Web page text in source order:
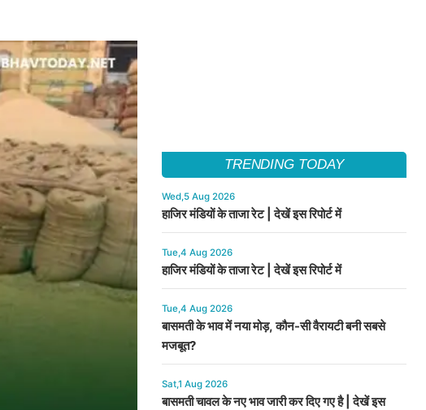
TRENDING TODAY
Wed,5 Aug 2026
हाजिर मंडियों के ताजा रेट | देखें इस रिपोर्ट में
Tue,4 Aug 2026
हाजिर मंडियों के ताजा रेट | देखें इस रिपोर्ट में
Tue,4 Aug 2026
बासमती के भाव में नया मोड़, कौन-सी वैरायटी बनी सबसे
मजबूत?
Sat,1 Aug 2026
बासमती चावल के नए भाव जारी कर दिए गए है | देखें इस